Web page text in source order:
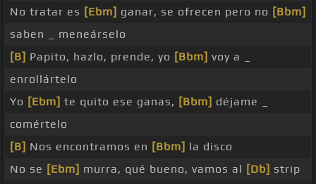
No tratar es [Ebm] ganar, se ofrecen pero no [Bbm]
saben _ meneárselo
[B] Papito, hazlo, prende, yo [Bbm] voy a _
enrollártelo
Yo [Ebm] te quito ese ganas, [Bbm] déjame _
comértelo
[B] Nos encontramos en [Bbm] la disco
No se [Ebm] murra, qué bueno, vamos al [Db] strip